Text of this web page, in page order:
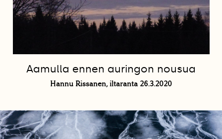
Aamulla ennen auringon nousua
Hannu Rissanen, iltaranta 26.3.2020